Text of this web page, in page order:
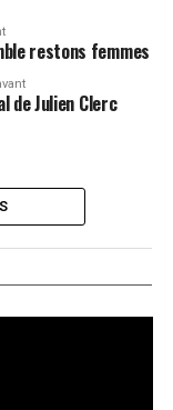
restons femmes
de Julien Clerc